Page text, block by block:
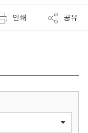
인쇄 공유